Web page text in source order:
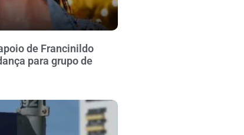
de Francinildo
para grupo de